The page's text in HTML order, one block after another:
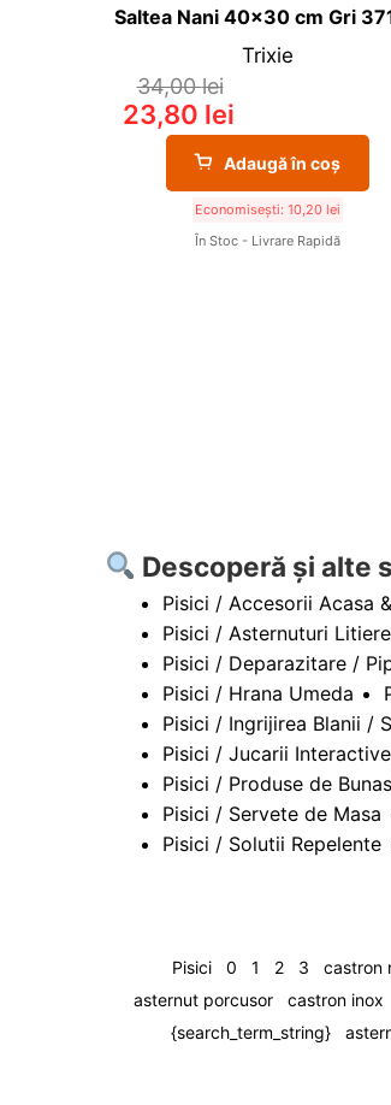
Saltea Nani 40×30 cm Gri
Trixie
34,00lei
23,80 lei
Adaugă în coș
Economisești: 10,20 lei
În Stoc - Livrare Rapidă
Descoperă și alte
Pisici / Accesorii Acasa
Pisici / Asternuturi Litiere
Pisici / Deparazitare /
Pisici / Hrana Umeda
Pisici / Ingrijirea Blanii /
Pisici / Jucarii Interactive
Pisici / Produse de
Pisici / Servete de Masa
Pisici / Solutii Repelente
Pisici 0 1 2 3 castron
asternut porcusor
castron inox
{search_term_string}